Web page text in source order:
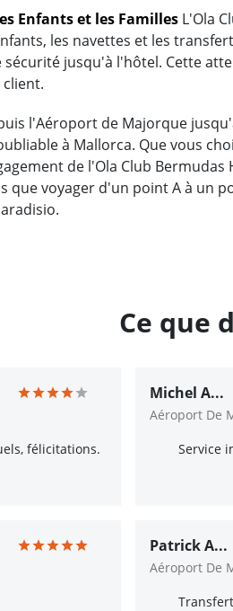
Enfants et les Familles L'Ola
les navettes et les
jusqu'à l'hôtel. Cette
l'Aéroport de Majorque
à Mallorca. Que vous
de l'Ola Club
que voyager d'un point A à un
Ce que
félicitations.
Michel A...
Aéroport De
Service
Patrick A...
Aéroport De